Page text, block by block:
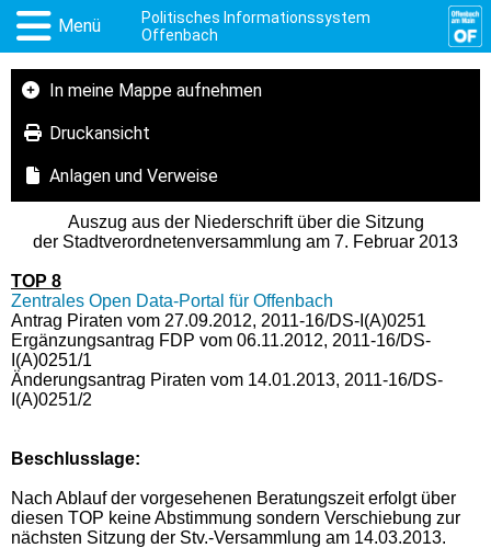
Menü
Politisches Informationssystem
Offenbach
In meine Mappe aufnehmen
Druckansicht
Anlagen und Verweise
Auszug aus der Niederschrift über die Sitzung
der Stadtverordnetenversammlung am 7. Februar 2013
TOP 8
Zentrales Open Data-Portal für Offenbach
Antrag Piraten vom 27.09.2012, 2011-16/DS-I(A)0251
Ergänzungsantrag FDP vom 06.11.2012, 2011-16/DS-
I(A)0251/1
Änderungsantrag Piraten vom 14.01.2013, 2011-16/DS-
I(A)0251/2
Beschlusslage:
Nach Ablauf der vorgesehenen Beratungszeit erfolgt über
diesen TOP keine Abstimmung sondern Verschiebung zur
nächsten Sitzung der Stv.-Versammlung am 14.03.2013.